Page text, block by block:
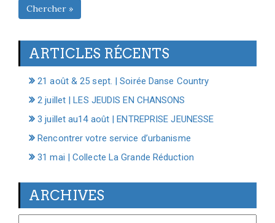
Chercher »
ARTICLES RÉCENTS
21 août & 25 sept. | Soirée Danse Country
2 juillet | LES JEUDIS EN CHANSONS
3 juillet au14 août | ENTREPRISE JEUNESSE
Rencontrer votre service d’urbanisme
31 mai | Collecte La Grande Réduction
ARCHIVES